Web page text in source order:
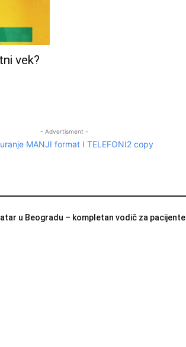
vek?
- Advertisment -
u Beogradu – kompletan vodič za pacijente